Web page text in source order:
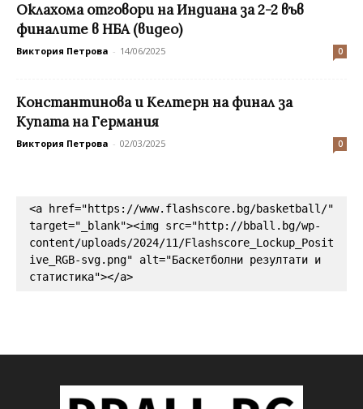
Оклахома отговори на Индиана за 2-2 във
финалите в НБА (видео)
Виктория Петрова - 14/06/2025 0
Константинова и Келтерн на финал за
Купата на Германия
Виктория Петрова - 02/03/2025 0
<a href="https://www.flashscore.bg/basketball/"
target="_blank"><img src="http://bball.bg/wp-
content/uploads/2024/11/Flashscore_Lockup_Posit
ive_RGB-svg.png" alt="Баскетболни резултати и
статистика"></a>